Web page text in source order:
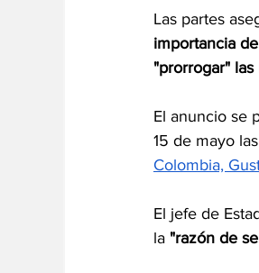
Las partes
importancia
"prorrogar"
El anuncio se
15 de mayo
Colombia,
El jefe de
la "razón de